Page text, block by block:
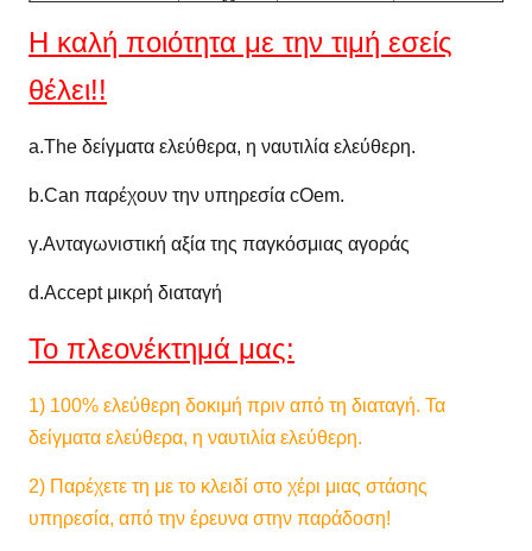
δύναμη
DIN53363
(N/5cm)
Δύναμη
αποφλοίωσης
Αντίσταση
θερμοκρασίας
℃
Πλάτος Μ 1.02~3.60
FR
NFPA701
Η καλή ποιότητα με την τιμή εσείς
θέλει!!
a.The δείγματα ελεύθερα, η ναυτιλία ελεύθερη.
b.Can παρέχουν την υπηρεσία cOem.
γ.Ανταγωνιστική αξία της παγκόσμιας αγοράς
d.Accept μικρή διαταγή
Το πλεονέκτημά μας:
1) 100% ελεύθερη δοκιμή πριν από τη διαταγή. Τα
δείγματα ελεύθερα, η ναυτιλία ελεύθερη.
2) Παρέχετε τη με το κλειδί στο χέρι μιας στάσης
υπηρεσία, από την έρευνα στην παράδοση!